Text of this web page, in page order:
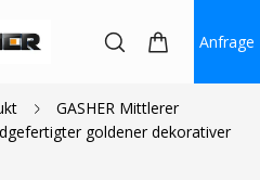
Anfrage
GASHER Mittlerer
goldener dekorativer